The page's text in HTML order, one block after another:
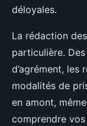
déloyales.
La rédaction
particulière.
d’agrément, les
modalités de
en amont,
comprendre vos